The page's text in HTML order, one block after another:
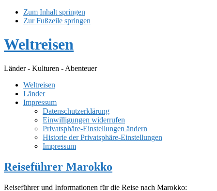
Zum Inhalt springen
Zur Fußzeile springen
Weltreisen
Länder - Kulturen - Abenteuer
Weltreisen
Länder
Impressum
Datenschutzerklärung
Einwilligungen widerrufen
Privatsphäre-Einstellungen ändern
Historie der Privatsphäre-Einstellungen
Impressum
Reiseführer Marokko
Reiseführer und Informationen für die Reise nach Marokko: